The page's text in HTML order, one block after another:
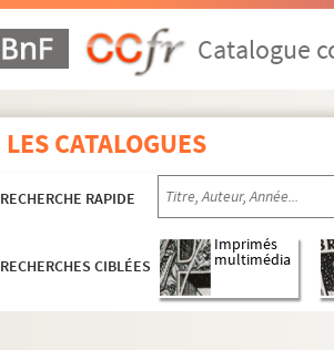
Catalogue
LES CATALOGUES
RECHERCHE RAPIDE
RECHERCHES CIBLÉES
Imprimés
multimédia